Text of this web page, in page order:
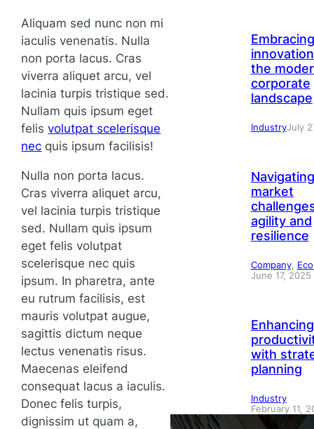
Aliquam sed nunc non mi
iaculis venenatis. Nulla
non porta lacus. Cras
viverra aliquet arcu, vel
lacinia turpis tristique sed.
Nullam quis ipsum eget
felisvolutpat scelerisque
nec quis ipsum facilisis!
Nulla non porta lacus.
Cras viverra aliquet arcu,
vel lacinia turpis tristique
sed. Nullam quis ipsum
eget felis volutpat
scelerisque nec quis
ipsum. In pharetra, ante
eu rutrum facilisis, est
mauris volutpat augue,
sagittis dictum neque
lectus venenatis risus.
Maecenas eleifend
consequat lacus a iaculis.
Donec felis turpis,
dignissim ut quam a,
Embracing
the
corporate
landscape
IndustryJuly
Navigating
market
agility and
resilience
Company,
June 17, 2025
Enhancing
with
planning
Industry
February 11,